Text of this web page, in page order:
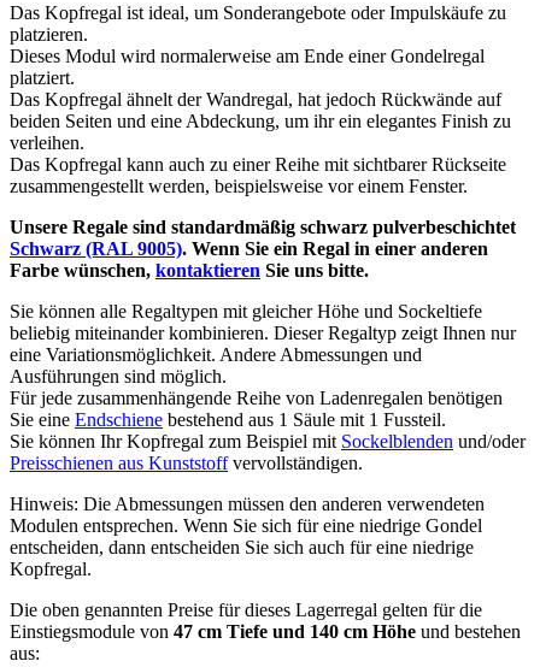
Das Kopfregal ist ideal, um Sonderangebote oder Impulskäufe zu
platzieren.
Dieses Modul wird normalerweise am Ende einer Gondelregal
platziert.
Das Kopfregal ähnelt der Wandregal, hat jedoch Rückwände auf
beiden Seiten und eine Abdeckung, um ihr ein elegantes Finish zu
verleihen.
Das Kopfregal kann auch zu einer Reihe mit sichtbarer Rückseite
zusammengestellt werden, beispielsweise vor einem Fenster.
Unsere Regale sind standardmäßig schwarz pulverbeschichtet
Schwarz (RAL 9005). Wenn Sie ein Regal in einer anderen
Farbe wünschen, kontaktieren Sie uns bitte.
Sie können alle Regaltypen mit gleicher Höhe und Sockeltiefe
beliebig miteinander kombinieren. Dieser Regaltyp zeigt Ihnen nur
eine Variationsmöglichkeit. Andere Abmessungen und
Ausführungen sind möglich.
Für jede zusammenhängende Reihe von Ladenregalen benötigen
Sie eine Endschiene bestehend aus 1 Säule mit 1 Fussteil.
Sie können Ihr Kopfregal zum Beispiel mit Sockelblenden und/oder
Preisschienen aus Kunststoffvervollständigen.
Hinweis: Die Abmessungen müssen den anderen verwendeten
Modulen entsprechen. Wenn Sie sich für eine niedrige Gondel
entscheiden, dann entscheiden Sie sich auch für eine niedrige
Kopfregal.
Die oben genannten Preise für dieses Lagerregal gelten für die
Einstiegsmodule von 47 cm Tiefe und 140 cm Höhe und bestehen
aus: